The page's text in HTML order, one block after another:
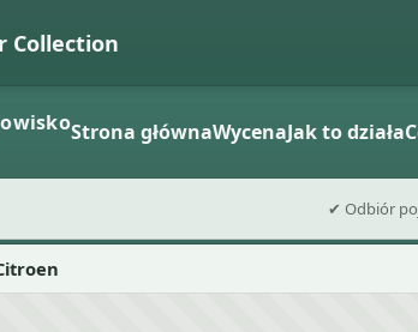
Collection
Strona głównaWycenaJak to działa
✔ Odbiór